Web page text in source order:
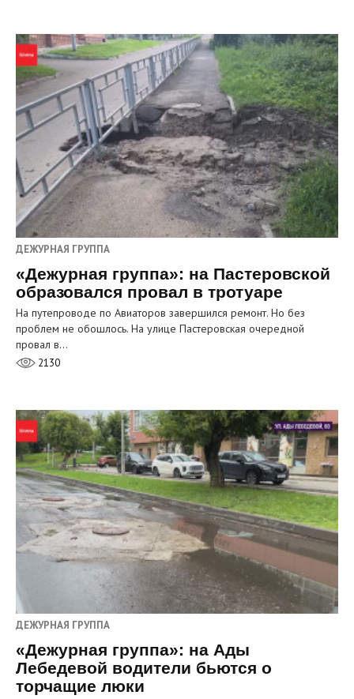
ДЕЖУРНАЯ ГРУППА
«Дежурная группа»: на Пастеровской
образовался провал в тротуаре
На путепроводе по Авиаторов завершился ремонт. Но без
проблем не обошлось. На улице Пастеровская очередной
провал в…
2130
ДЕЖУРНАЯ ГРУППА
«Дежурная группа»: на Ады
Лебедевой водители бьются о
торчащие люки